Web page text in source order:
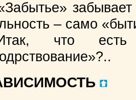
– само
что